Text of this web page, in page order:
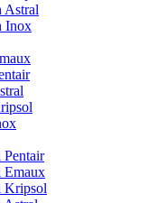
Astral
Inox
Emaux
Kripsol